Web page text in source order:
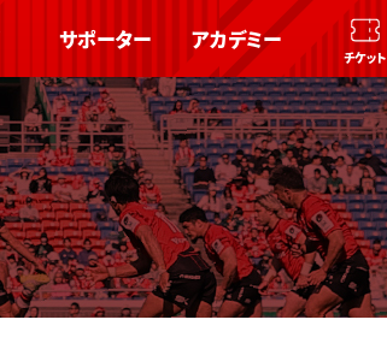
サポーター アカデミー
チケット